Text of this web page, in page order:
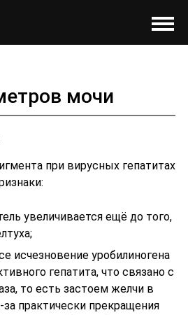
мочи
при вирусных гепатитах
увеличивается ещё до того,
исчезновение уробилиногена
гепатита, что связано с
то есть застоем желчи в
за практически прекращения